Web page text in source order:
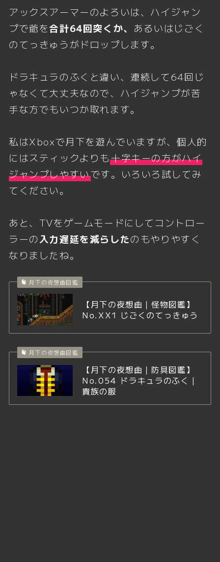
アックスアーマーのよろいは、ハイジャン
プで爺を合計64回突くか、 あるいはじごく
のてっきゅうがドロップします。
ドラキュラのふくと違い、連続して64回じ
ゃなくて大丈夫なので、ハイジャンプが苦
手な方でもいつか取れます。
私はXboxで月下を遊んでいますが、個人的
にはスティックよりも十字キーの方がハイ
ジャンプしやすいです。いろいろ試してみ
てください。
あと、TVをゲームモードにしてコントロー
ラーの入力遅延を減らしたのもやりやすく
なりましたね。
月下の夜想曲図鑑
【月下の夜想曲｜怪物図鑑】
No.XX1 じごくのてっきゅう
月下の夜想曲図鑑
【月下の夜想曲｜防具図鑑】
No.054 ドラキュラのふく｜
貴族の服